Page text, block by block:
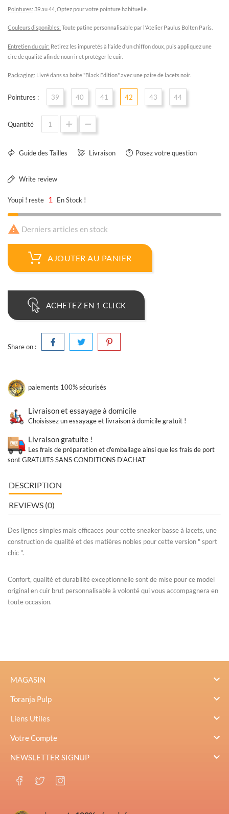
Pointures: 39 au 44, Optez pour votre pointure habituelle.
Couleurs disponibles: Toute patine personnalisable par l'Atelier Paulus Bolten Paris.
Entretien du cuir: Retirez les impuretés à l’aide d’un chiffon doux, puis appliquez une
cire de qualité afin de nourrir et protéger le cuir.
Packaging: Livré dans sa boite "Black Edition" avec une paire de lacets noir.
Pointures : 39 40 41 42 43 44
Quantité
Guide des Tailles Livraison Posez votre question
Write review
Youpi ! reste 1 En Stock !
 Derniers articles en stock
AJOUTER AU PANIER
ACHETEZ EN 1 CLICK
Share on :
paiements 100% sécurisés
Livraison et essayage à domicile
Choisissez un essayage et livraison à domicile gratuit !
Livraison gratuite !
Les frais de préparation et d'emballage ainsi que les frais de port
sont GRATUITS SANS CONDITIONS D'ACHAT
DESCRIPTION
REVIEWS (0)
Des lignes simples mais efficaces pour cette sneaker basse à lacets, une
construction de qualité et des matières nobles pour cette version " sport
chic ".
Confort, qualité et durabilité exceptionnelle sont de mise pour ce model
original en cuir brut personnalisable à volonté qui vous accompagnera en
toute occasion.
MAGASIN 
Toranja Pulp 
Liens Utiles 
Votre Compte 
NEWSLETTER SIGNUP 